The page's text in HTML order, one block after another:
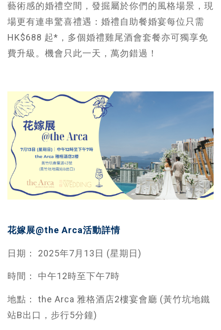
藝術感的婚禮空間，發掘屬於你們的風格場景，現
場更有連串驚喜禮遇：婚禮自助餐婚宴每位只需
HK$688 起*，多個婚禮雞尾酒會套餐亦可獨享免
費升級。機會只此一天，萬勿錯過！
花嫁展@the Arca活動詳情
日期： 2025年7月13日 (星期日)
時間： 中午12時至下午7時
地點： the Arca 雅格酒店2樓宴會廳 (黃竹坑地鐵
站B出口，步行5分鐘)